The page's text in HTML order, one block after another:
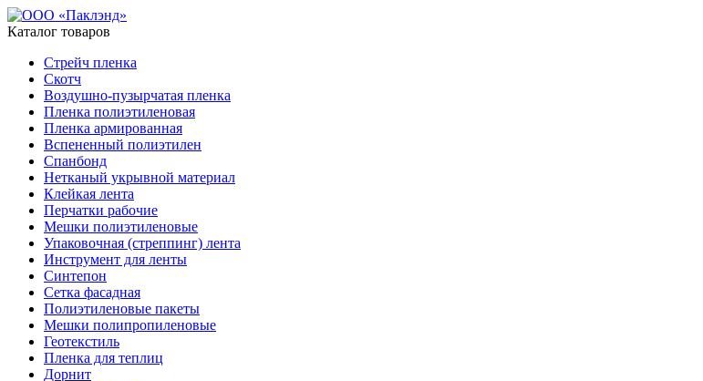
Каталог товаров
Стрейч пленка
Скотч
Воздушно-пузырчатая пленка
Пленка полиэтиленовая
Пленка армированная
Вспененный полиэтилен
Спанбонд
Нетканый укрывной материал
Клейкая лента
Перчатки рабочие
Мешки полиэтиленовые
Упаковочная (стреппинг) лента
Инструмент для ленты
Синтепон
Сетка фасадная
Полиэтиленовые пакеты
Мешки полипропиленовые
Геотекстиль
Пленка для теплиц
Дорнит